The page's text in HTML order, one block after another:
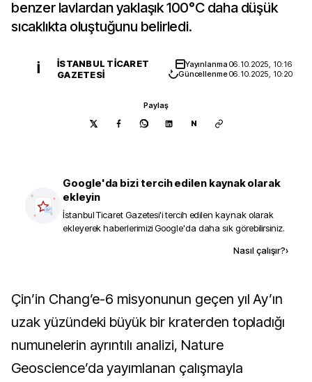
benzer lavlardan yaklaşık 100°C daha düşük
sıcaklıkta oluştuğunu belirledi.
İ
İSTANBUL TICARET
GAZETESI
Yayınlanma06.10.2025, 10:16
Güncellenme06.10.2025, 10:20
Paylaş
N
Google'da bizi tercih edilen kaynak olarak
ekleyin
İstanbul Ticaret Gazetesi'i tercih edilen kaynak olarak
ekleyerek haberlerimizi Google'da daha sık görebilirsiniz.
Nasıl çalışır?›
Çin’in Chang’e-6 misyonunun geçen yıl Ay’ın
uzak yüzündeki büyük bir kraterden topladığı
numunelerin ayrıntılı analizi, Nature
Geoscience’da yayımlanan çalışmayla